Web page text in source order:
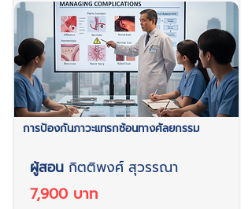
การป้องกันภาวะแทรกซ้อนทางศัลยกรรม
ผู้สอน กิตติพงศ์ สุวรรณา
7,900 บาท